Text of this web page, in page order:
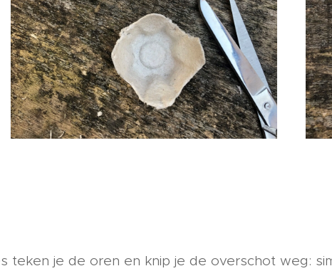
je de oren en knip je de overschot weg: